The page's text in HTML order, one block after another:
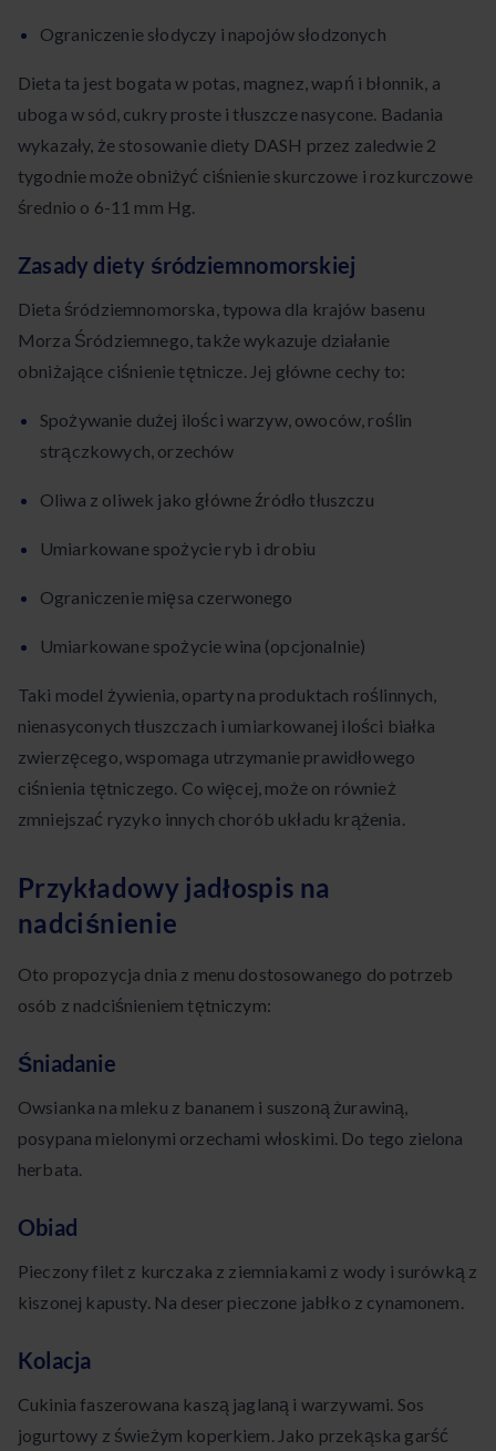
Ograniczenie słodyczy i napojów słodzonych
Dieta ta jest bogata w potas, magnez, wapń i błonnik, a
uboga w sód, cukry proste i tłuszcze nasycone. Badania
wykazały, że stosowanie diety DASH przez zaledwie 2
tygodnie może obniżyć ciśnienie skurczowe i rozkurczowe
średnio o 6-11 mm Hg.
Zasady diety śródziemnomorskiej
Dieta śródziemnomorska, typowa dla krajów basenu
Morza Śródziemnego, także wykazuje działanie
obniżające ciśnienie tętnicze. Jej główne cechy to:
Spożywanie dużej ilości warzyw, owoców, roślin
strączkowych, orzechów
Oliwa z oliwek jako główne źródło tłuszczu
Umiarkowane spożycie ryb i drobiu
Ograniczenie mięsa czerwonego
Umiarkowane spożycie wina (opcjonalnie)
Taki model żywienia, oparty na produktach roślinnych,
nienasyconych tłuszczach i umiarkowanej ilości białka
zwierzęcego, wspomaga utrzymanie prawidłowego
ciśnienia tętniczego. Co więcej, może on również
zmniejszać ryzyko innych chorób układu krążenia.
Przykładowy jadłospis na
nadciśnienie
Oto propozycja dnia z menu dostosowanego do potrzeb
osób z nadciśnieniem tętniczym:
Śniadanie
Owsianka na mleku z bananem i suszoną żurawiną,
posypana mielonymi orzechami włoskimi. Do tego zielona
herbata.
Obiad
Pieczony filet z kurczaka z ziemniakami z wody i surówką z
kiszonej kapusty. Na deser pieczone jabłko z cynamonem.
Kolacja
Cukinia faszerowana kaszą jaglaną i warzywami. Sos
jogurtowy z świeżym koperkiem. Jako przekąska garść